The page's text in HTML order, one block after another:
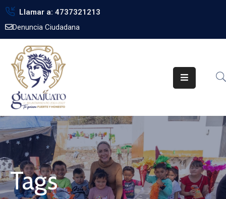
Llamar a: 4737321213
Denuncia Ciudadana
Inicio
Gobierno
Trámites
Noticias
Transparencia
Obra
Pública
Biblioteca
Tags